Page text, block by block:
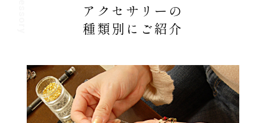
アクセサリーの
種類別にご紹介